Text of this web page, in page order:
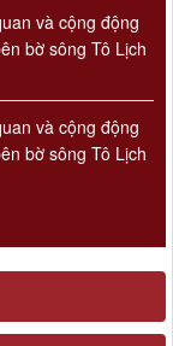
và cộng động
bờ sông Tô Lịch
và cộng động
bờ sông Tô Lịch
chính nhà
đoạn 2026 -
hoạch tổng